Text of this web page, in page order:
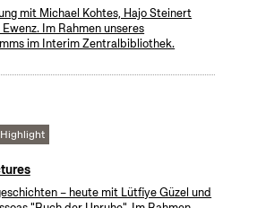
mit Michael Kohtes, Hajo Steinert
Im Rahmen unseres
im Interim Zentralbibliothek.
Highlight
– heute mit Lütfiye Güzel und